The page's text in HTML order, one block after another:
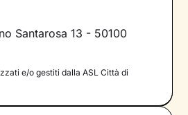
Santarosa 13 - 50100
e/o gestiti dalla ASL Città di